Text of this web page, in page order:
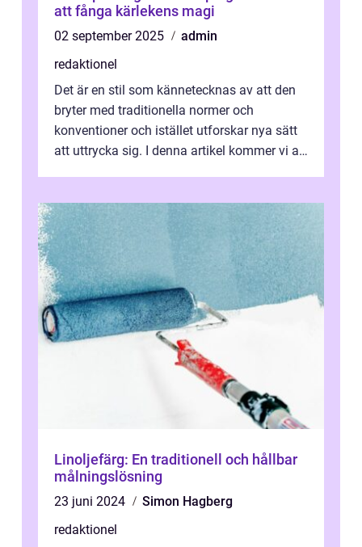
att fånga kärlekens magi
02 september 2025
admin
redaktionel
Det är en stil som kännetecknas av att den
bryter med traditionella normer och
konventioner och istället utforskar nya sätt
att uttrycka sig. I denna artikel kommer vi att
Linoljefärg: En traditionell och hållbar
målningslösning
23 juni 2024
Simon Hagberg
redaktionel